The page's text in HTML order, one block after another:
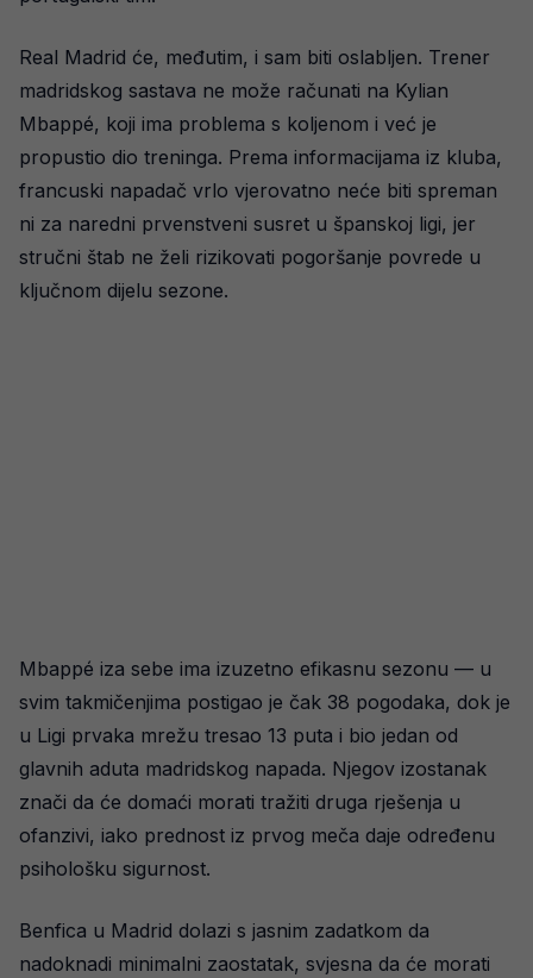
Real Madrid će, međutim, i sam biti oslabljen. Trener
madridskog sastava ne može računati na Kylian
Mbappé, koji ima problema s koljenom i već je
propustio dio treninga. Prema informacijama iz kluba,
francuski napadač vrlo vjerovatno neće biti spreman
ni za naredni prvenstveni susret u španskoj ligi, jer
stručni štab ne želi rizikovati pogoršanje povrede u
ključnom dijelu sezone.
Mbappé iza sebe ima izuzetno efikasnu sezonu — u
svim takmičenjima postigao je čak 38 pogodaka, dok je
u Ligi prvaka mrežu tresao 13 puta i bio jedan od
glavnih aduta madridskog napada. Njegov izostanak
znači da će domaći morati tražiti druga rješenja u
ofanzivi, iako prednost iz prvog meča daje određenu
psihološku sigurnost.
Benfica u Madrid dolazi s jasnim zadatkom da
nadoknadi minimalni zaostatak, svjesna da će morati